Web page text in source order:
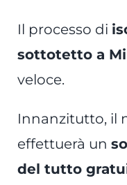
Il processo di
sottotetto a
veloce.
Innanzitutto, il
effettuerà un
del tutto